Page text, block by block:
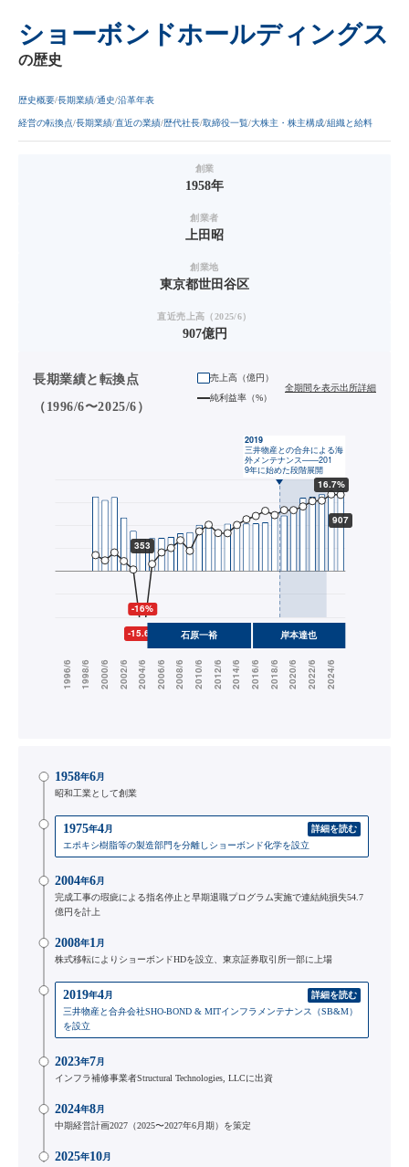
ショーボンドホールディングス
の歴史
歴史概要 長期業績 通史 沿革年表
経営の転換点 長期業績 直近の業績 歴代社長 取締役一覧 大株主・株主構成 組織と給料
創業
1958年
創業者
上田昭
創業地
東京都世田谷区
直近売上高（2025/6）
907億円
長期業績と転換点
（1996/6〜2025/6）
売上高（億円）
純利益率（%）
全期間を表示出所詳細
1958年6月
昭和工業として創業
1975年4月
詳細を読む
エポキシ樹脂等の製造部門を分離しショーボンド化学を設立
2004年6月
完成工事の瑕疵による指名停止と早期退職プログラム実施で連結純損失54.7
億円を計上
2008年1月
株式移転によりショーボンドHDを設立、東京証券取引所一部に上場
2019年4月
詳細を読む
三井物産と合弁会社SHO-BOND & MITインフラメンテナンス（SB&M）
を設立
2023年7月
インフラ補修事業者Structural Technologies, LLCに出資
2024年8月
中期経営計画2027（2025〜2027年6月期）を策定
2025年10月